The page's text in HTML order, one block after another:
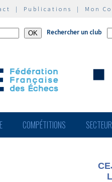
| Publications | Mon
Rechercher un club
COMPÉTITIONS